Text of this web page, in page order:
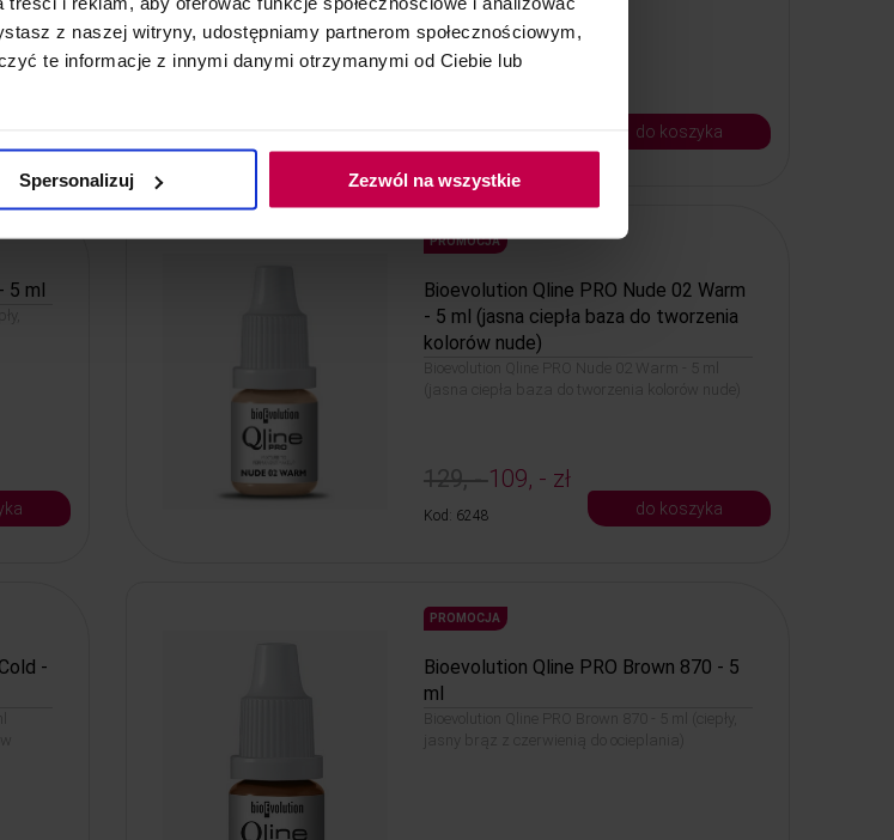
z naszej witryny, udostępniamy partnerom społecznościowym,
te informacje z innymi danymi otrzymanymi od Ciebie lub
Spersonalizuj Zezwól na wszystkie
do koszyka
5 ml
PROMOCJA
Bioevolution Qline PRO Nude 02 Warm
- 5 ml (jasna ciepła baza do tworzenia
kolorów nude)
Bioevolution Qline PRO Nude 02 Warm - 5 ml
(jasna ciepła baza do tworzenia kolorów nude)
129, -109, - zł
Kod: 6248 do koszyka
-
PROMOCJA
Bioevolution Qline PRO Brown 870 - 5
ml
Bioevolution Qline PRO Brown 870 - 5 ml (ciepły,
jasny brąz z czerwienią do ocieplania)